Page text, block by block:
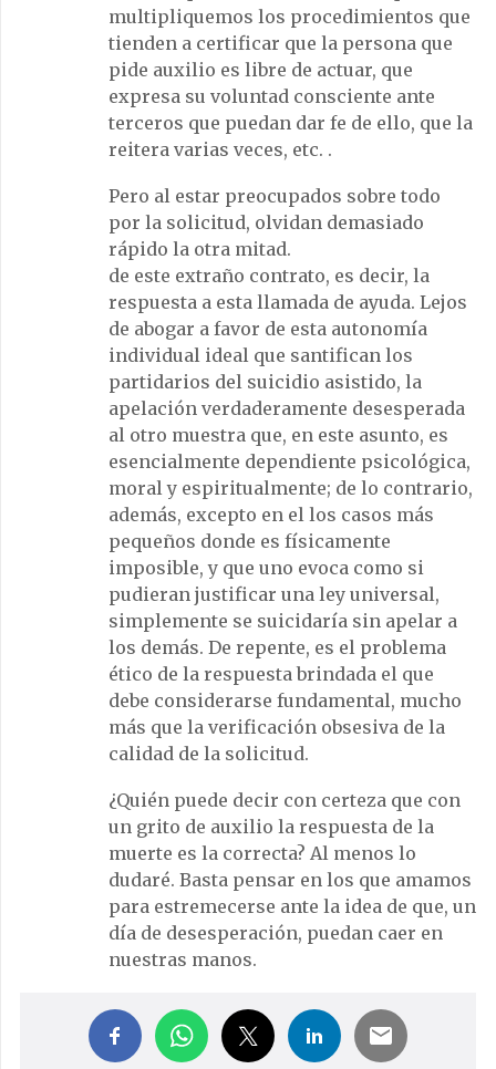
multipliquemos los procedimientos que
tienden a certificar que la persona que
pide auxilio es libre de actuar, que
expresa su voluntad consciente ante
terceros que puedan dar fe de ello, que la
reitera varias veces, etc. .
Pero al estar preocupados sobre todo
por la solicitud, olvidan demasiado
rápido la otra mitad.
de este extraño contrato, es decir, la
respuesta a esta llamada de ayuda. Lejos
de abogar a favor de esta autonomía
individual ideal que santifican los
partidarios del suicidio asistido, la
apelación verdaderamente desesperada
al otro muestra que, en este asunto, es
esencialmente dependiente psicológica,
moral y espiritualmente; de ​​lo contrario,
además, excepto en el los casos más
pequeños donde es físicamente
imposible, y que uno evoca como si
pudieran justificar una ley universal,
simplemente se suicidaría sin apelar a
los demás. De repente, es el problema
ético de la respuesta brindada el que
debe considerarse fundamental, mucho
más que la verificación obsesiva de la
calidad de la solicitud.
¿Quién puede decir con certeza que con
un grito de auxilio la respuesta de la
muerte es la correcta? Al menos lo
dudaré. Basta pensar en los que amamos
para estremecerse ante la idea de que, un
día de desesperación, puedan caer en
nuestras manos.